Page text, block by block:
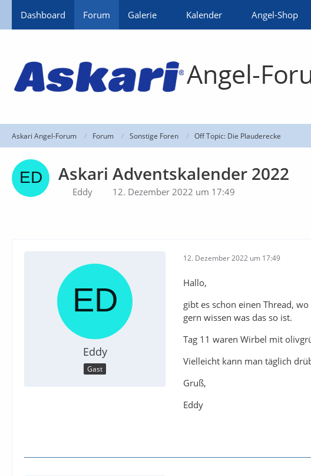
Dashboard Forum Galerie Kalender Angel-Shop
Askari Angel-Forum Forum Sonstige Foren Off Topic: Die Plauderecke
Askari Adventskalender 2022
Eddy 12. Dezember 2022 um 17:49
Eddy
Gast
12. Dezember 2022 um 17:49
Hallo,
gibt es schon einen Thread,
gern wissen was das so ist.
Tag 11 waren Wirbel mit
Vielleicht kann man täglich
Gruß,
Eddy